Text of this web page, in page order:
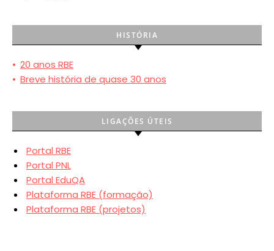
HISTÓRIA
• 20 anos RBE
• Breve história de quase 30 anos
LIGAÇÕES ÚTEIS
Portal RBE
Portal PNL
Portal EduQA
Plataforma RBE (formação)
Plataforma RBE (projetos)